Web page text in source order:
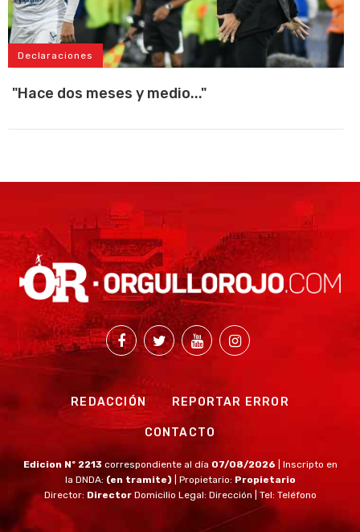
Declaraciones
"Hace dos meses y medio..."
REDACCIÓN REPORTAR ERROR
CONTACTO
Edicion Nº 2213 correspondiente al día 07/08/2026
| Inscripto en
la DNDA: (en tramite) | Propietario: Propietario
Director: Director Domicilio Legal: Dirección | Tel: Teléfono